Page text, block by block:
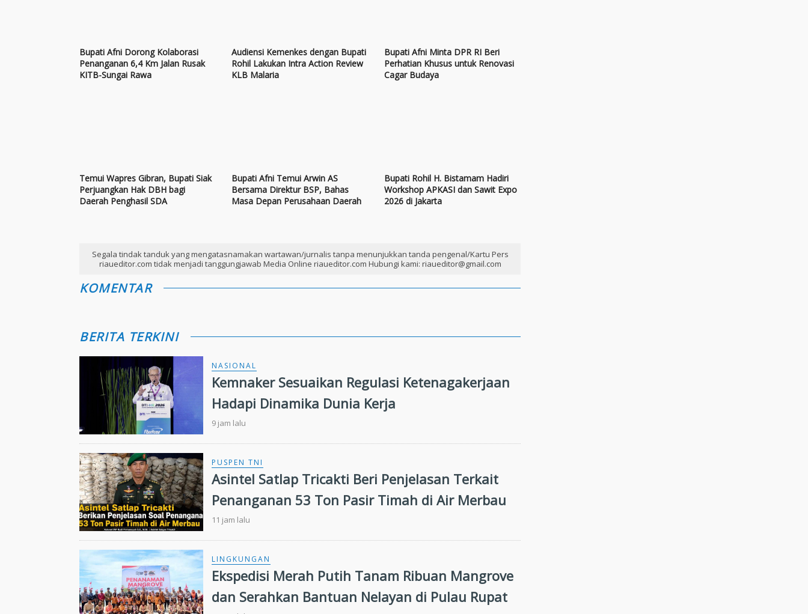
Bupati Afni Dorong Kolaborasi
Penanganan 6,4 Km Jalan Rusak
KITB-Sungai Rawa
Audiensi Kemenkes dengan Bupati
Rohil Lakukan Intra Action Review
KLB Malaria
Bupati Afni Minta DPR RI Beri
Perhatian Khusus untuk Renovasi
Cagar Budaya
Temui Wapres Gibran, Bupati Siak
Perjuangkan Hak DBH bagi
Daerah Penghasil SDA
Bupati Afni Temui Arwin AS
Bersama Direktur BSP, Bahas
Masa Depan Perusahaan Daerah
Bupati Rohil H. Bistamam Hadiri
Workshop APKASI dan Sawit Expo
2026 di Jakarta
Segala tindak tanduk yang mengatasnamakan wartawan/jurnalis tanpa menunjukkan tanda pengenal/Kartu Pers
riaueditor.com tidak menjadi tanggungjawab Media Online riaueditor.com Hubungi kami: riaueditor@gmail.com
KOMENTAR
BERITA TERKINI
NASIONAL
Kemnaker Sesuaikan Regulasi Ketenagakerjaan
Hadapi Dinamika Dunia Kerja
9 jam lalu
PUSPEN TNI
Asintel Satlap Tricakti Beri Penjelasan Terkait
Penanganan 53 Ton Pasir Timah di Air Merbau
11 jam lalu
LINGKUNGAN
Ekspedisi Merah Putih Tanam Ribuan Mangrove
dan Serahkan Bantuan Nelayan di Pulau Rupat